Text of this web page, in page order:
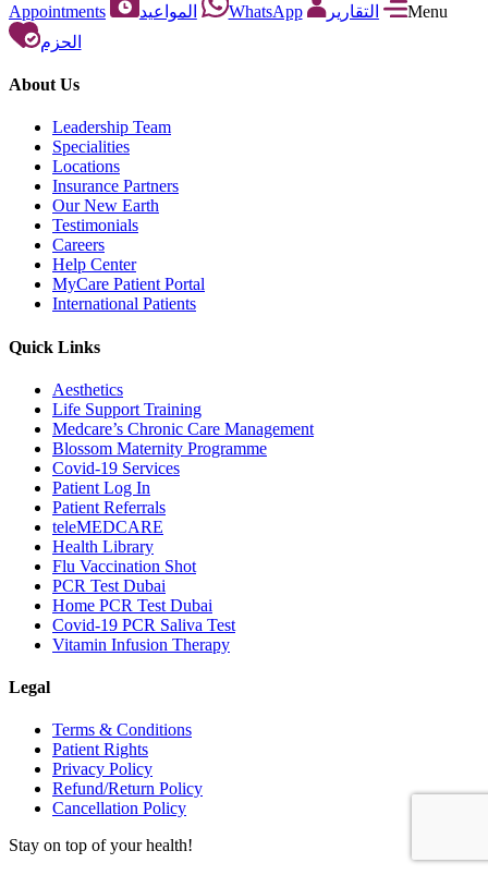
Appointments
المواعيد WhatsApp التقارير
Menu
الحزم
About Us
Leadership Team
Specialities
Locations
Insurance Partners
Our New Earth
Testimonials
Careers
Help Center
MyCare Patient Portal
International Patients
Quick Links
Aesthetics
Life Support Training
Medcare’s Chronic Care Management
Blossom Maternity Programme
Covid-19 Services
Patient Log In
Patient Referrals
teleMEDCARE
Health Library
Flu Vaccination Shot
PCR Test Dubai
Home PCR Test Dubai
Covid-19 PCR Saliva Test
Vitamin Infusion Therapy
Legal
Terms & Conditions
Patient Rights
Privacy Policy
Refund/Return Policy
Cancellation Policy
Stay on top of your health!